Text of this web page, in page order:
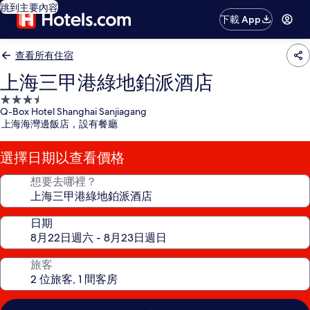
跳到主要內容
下載 App
查看所有住宿
上海三甲港綠地鉑派酒店
3.5
星
級
住
宿
Q-Box Hotel Shanghai Sanjiagang
上海海灣邊飯店，設有餐廳
選擇日期以查看價格
想要去哪裡？
日期
旅客